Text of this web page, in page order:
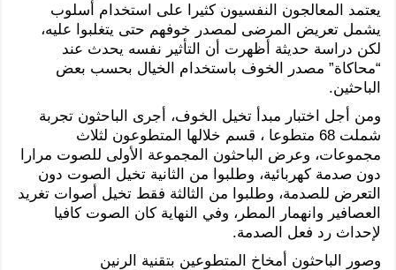
يعتمد المعالجون النفسيون كثيرا على استخدام أسلوب
يشمل تعريض المرضى لمصدر خوفهم حتى يتغلبوا عليه،
لكن دراسة حديثة أظهرت أن التأثير نفسه يحدث عند
“محاكاة” مصدر الخوف باستخدام الخيال بحسب بعض
الباحثين.
ومن أجل اختبار مبدأ تخيل الخوف، أجرى الباحثون تجربة
شملت 68 متطوعا ، قسم خلالها المتطوعون لثلاث
مجموعات، وعرض الباحثون المجموعة الأولى للصوت مرارا
دون صدمة كهربائية، وطلبوا من الثانية تخيل الصوت دون
التعرض للصدمة، وطلبوا من الثالثة فقط تخيل أصوات تغريد
العصافير وانهمار المطر، وفي النهاية كان الصوت كافيا
لإحداث رد فعل الصدمة.
وصور الباحثون أمخاخ المتطوعين بتقنية الرنين